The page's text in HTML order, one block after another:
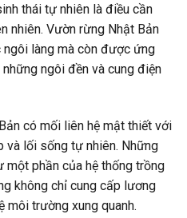
thái tự nhiên là điều cần
nhiên. Vườn rừng Nhật Bản
làng mà còn được ứng
ngôi đền và cung điện
có mối liên hệ mật thiết với
và lối sống tự nhiên. Những
phần của hệ thống trồng
không chỉ cung cấp lương
môi trường xung quanh.